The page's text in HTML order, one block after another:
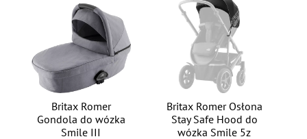
Britax Romer
Gondola do wózka
Smile III
Britax Romer Osłona
Stay Safe Hood do
wózka Smile 5z